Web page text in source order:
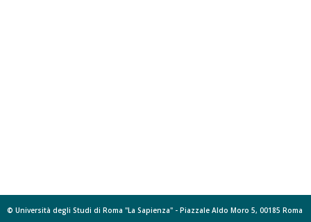
© Università degli Studi di Roma "La Sapienza" - Piazzale Aldo Moro 5, 00185 Roma